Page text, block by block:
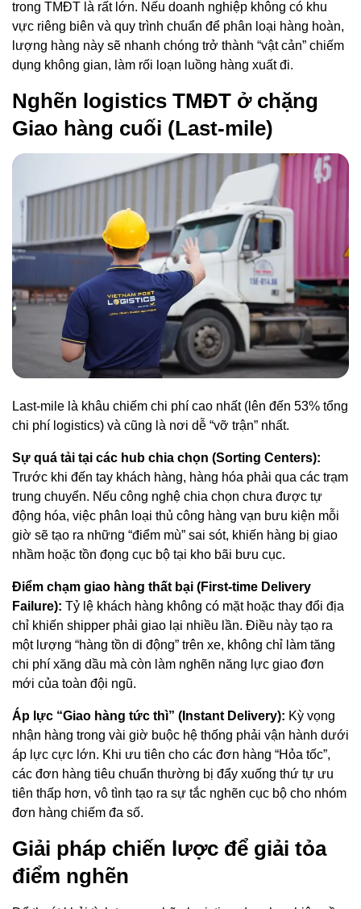
trong TMĐT là rất lớn. Nếu doanh nghiệp không có khu
vực riêng biên và quy trình chuẩn để phân loại hàng hoàn,
lượng hàng này sẽ nhanh chóng trở thành “vật cản” chiếm
dụng không gian, làm rối loạn luồng hàng xuất đi.
Nghẽn logistics TMĐT ở chặng
Giao hàng cuối (Last-mile)
Last-mile là khâu chiếm chi phí cao nhất (lên đến 53% tổng
chi phí logistics) và cũng là nơi dễ “vỡ trận” nhất.
Sự quá tải tại các hub chia chọn (Sorting Centers):
Trước khi đến tay khách hàng, hàng hóa phải qua các trạm
trung chuyển. Nếu công nghệ chia chọn chưa được tự
động hóa, việc phân loại thủ công hàng vạn bưu kiện mỗi
giờ sẽ tạo ra những “điểm mù” sai sót, khiến hàng bị giao
nhầm hoặc tồn đọng cục bộ tại kho bãi bưu cục.
Điểm chạm giao hàng thất bại (First-time Delivery
Failure): Tỷ lệ khách hàng không có mặt hoặc thay đổi địa
chỉ khiến shipper phải giao lại nhiều lần. Điều này tạo ra
một lượng “hàng tồn di động” trên xe, không chỉ làm tăng
chi phí xăng dầu mà còn làm nghẽn năng lực giao đơn
mới của toàn đội ngũ.
Áp lực “Giao hàng tức thì” (Instant Delivery): Kỳ vọng
nhận hàng trong vài giờ buộc hệ thống phải vận hành dưới
áp lực cực lớn. Khi ưu tiên cho các đơn hàng “Hỏa tốc”,
các đơn hàng tiêu chuẩn thường bị đẩy xuống thứ tự ưu
tiên thấp hơn, vô tình tạo ra sự tắc nghẽn cục bộ cho nhóm
đơn hàng chiếm đa số.
Giải pháp chiến lược để giải tỏa
điểm nghẽn